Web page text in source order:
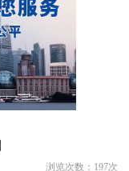
浏览次数： 197次